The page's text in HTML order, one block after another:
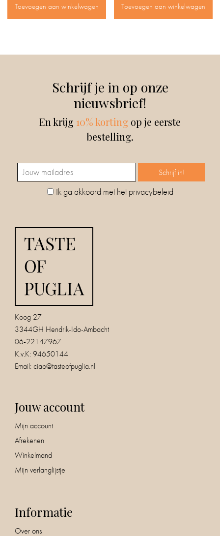
Toevoegen aan winkelwagen Toevoegen aan winkelwagen
Schrijf je in op onze
nieuwsbrief!
En krijg 10% korting op je eerste
bestelling.
Ik ga akkoord met het privacybeleid
Koog 27
3344GH Hendrik-Ido-Ambacht
06-22147967
K.v.K: 94650144
Email: ciao@tasteofpuglia.nl
Jouw account
Mijn account
Afrekenen
Winkelmand
Mijn verlanglijstje
Informatie
Over ons